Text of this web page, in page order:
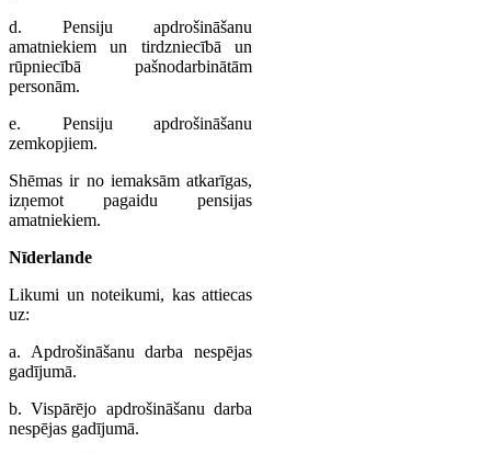
d. Pensiju apdrošināšanu
amatniekiem un tirdzniecībā un
rūpniecībā pašnodarbinātām
personām.
e. Pensiju apdrošināšanu
zemkopjiem.
Shēmas ir no iemaksām atkarīgas,
izņemot pagaidu pensijas
amatniekiem.
Nīderlande
Likumi un noteikumi, kas attiecas
uz:
a. Apdrošināšanu darba nespējas
gadījumā.
b. Vispārējo apdrošināšanu darba
nespējas gadījumā.